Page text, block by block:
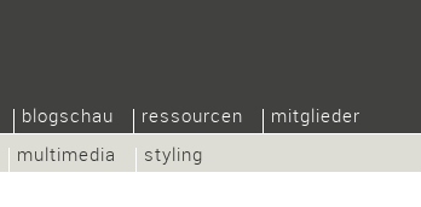
multimedia styling
blogschau ressourcen mitglieder